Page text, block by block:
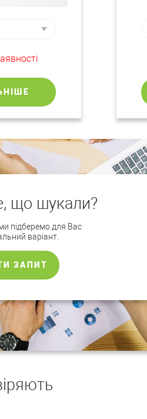
що шукали?
підберемо для Вас
варіант.
ЗАПИТ